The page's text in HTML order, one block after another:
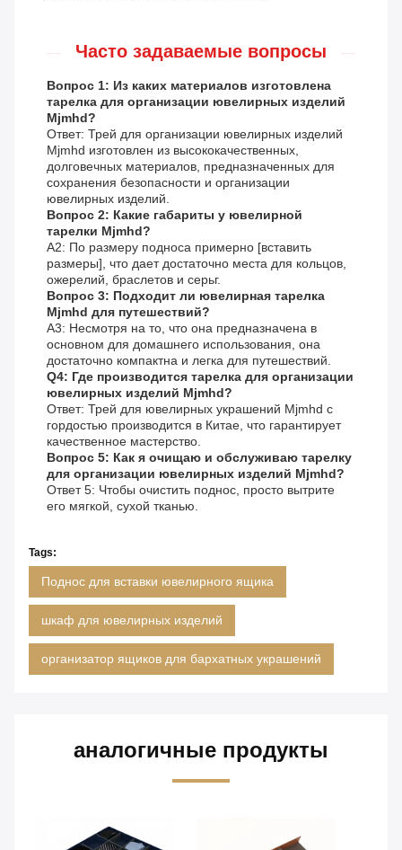
Часто задаваемые вопросы
Вопрос 1: Из каких материалов изготовлена
тарелка для организации ювелирных изделий
Mjmhd?
Ответ: Трей для организации ювелирных изделий
Mjmhd изготовлен из высококачественных,
долговечных материалов, предназначенных для
сохранения безопасности и организации
ювелирных изделий.
Вопрос 2: Какие габариты у ювелирной
тарелки Mjmhd?
A2: По размеру подноса примерно [вставить
размеры], что дает достаточно места для кольцов,
ожерелий, браслетов и серьг.
Вопрос 3: Подходит ли ювелирная тарелка
Mjmhd для путешествий?
A3: Несмотря на то, что она предназначена в
основном для домашнего использования, она
достаточно компактна и легка для путешествий.
Q4: Где производится тарелка для организации
ювелирных изделий Mjmhd?
Ответ: Трей для ювелирных украшений Mjmhd с
гордостью производится в Китае, что гарантирует
качественное мастерство.
Вопрос 5: Как я очищаю и обслуживаю тарелку
для организации ювелирных изделий Mjmhd?
Ответ 5: Чтобы очистить поднос, просто вытрите
его мягкой, сухой тканью.
Tags:
Поднос для вставки ювелирного ящика
шкаф для ювелирных изделий
организатор ящиков для бархатных украшений
аналогичные продукты